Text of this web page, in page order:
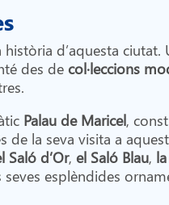
d’aquesta ciutat.
des de col·leccions
Palau de Maricel,
de la seva visita a
Saló d’Or, el Saló Blau,
seves esplèndides